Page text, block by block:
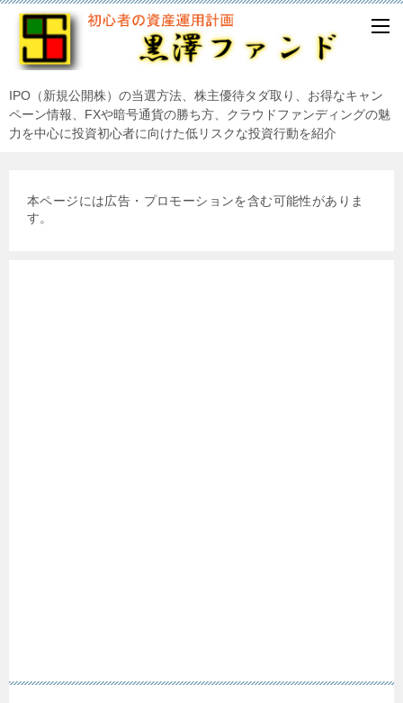
IPO（新規公開株）の当選方法、株主優待タダ取り、お得なキャン
ペーン情報、FXや暗号通貨の勝ち方、クラウドファンディングの魅
力を中心に投資初心者に向けた低リスクな投資行動を紹介
本ページには広告・プロモーションを含む可能性がありま
す。